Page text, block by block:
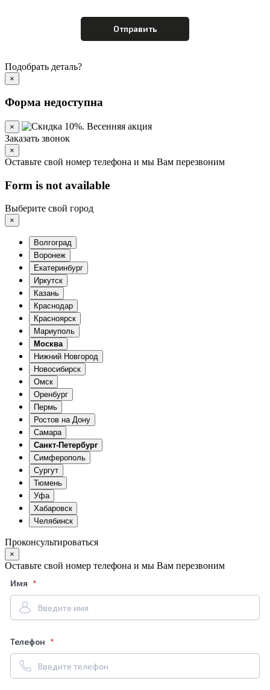
Подобрать деталь?
×
Форма недоступна
×
Заказать звонок
×
Оставьте свой номер телефона и мы Вам перезвоним
Form is not available
Выберите свой город
×
Волгоград
Воронеж
Екатеринбург
Иркутск
Казань
Краснодар
Красноярск
Мариуполь
Москва
Нижний Новгород
Новосибирск
Омск
Оренбург
Пермь
Ростов на Дону
Самара
Санкт-Петербург
Симферополь
Сургут
Тюмень
Уфа
Хабаровск
Челябинск
Проконсультироваться
×
Оставьте свой номер телефона и мы Вам перезвоним
Имя
Телефон